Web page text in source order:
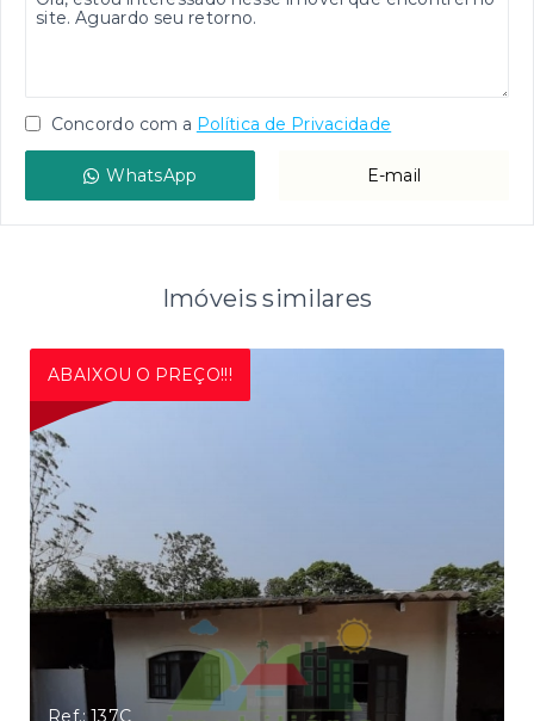
Concordo com a Política de Privacidade
WhatsApp E-mail
Imóveis similares
ABAIXOU O PREÇO!!!
Ref.: 137C